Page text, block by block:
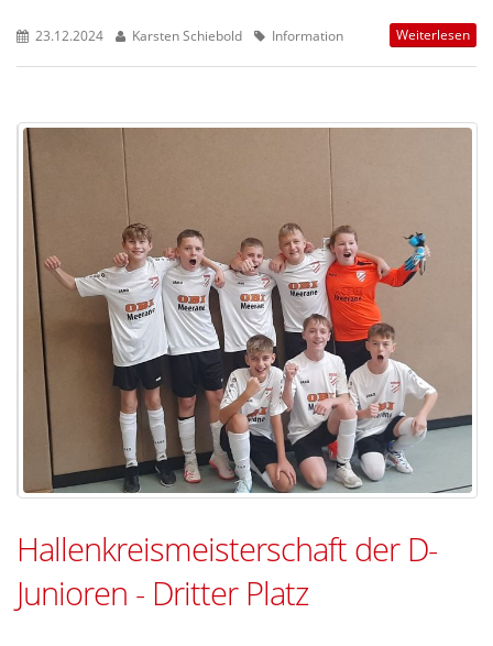
23.12.2024 Karsten Schiebold Information Weiterlesen
Hallenkreismeisterschaft der D-
Junioren - Dritter Platz